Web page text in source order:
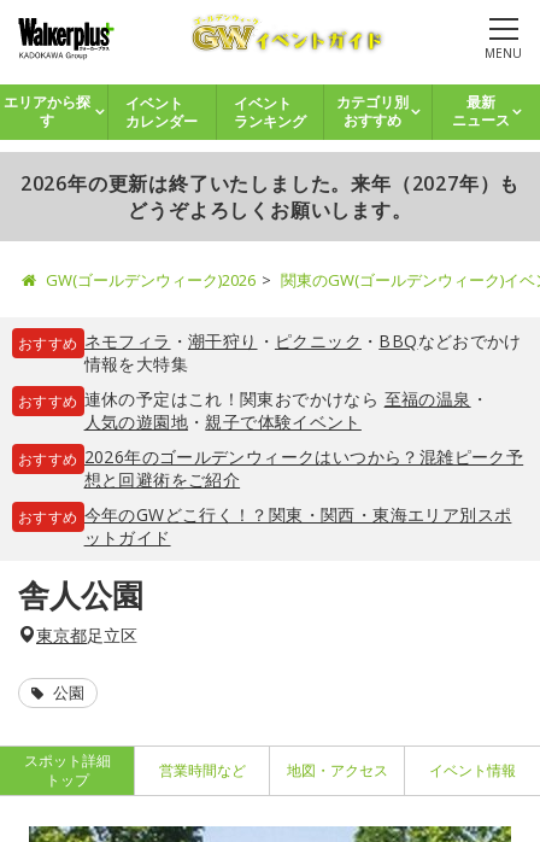
MENU
エリアから探
す
イベント
カレンダー
イベント
ランキング
カテゴリ別
おすすめ
最新
ニュース
2026年の更新は終了いたしました。来年（2027年）も
どうぞよろしくお願いします。
GW(ゴールデンウィーク)2026 関東のGW(ゴールデンウィーク)イ
おすすめ ネモフィラ ・ 潮干狩り ・ ピクニック ・ BBQなどおでかけ
情報を大特集
おすすめ 連休の予定はこれ！関東おでかけなら 至福の温泉 ・
人気の遊園地・親子で体験イベント
おすすめ 2026年のゴールデンウィークはいつから？混雑ピーク予
想と回避術をご紹介
おすすめ 今年のGWどこ行く！？関東・関西・東海エリア別スポ
ットガイド
舎人公園
東京都足立区
公園
スポット詳細
トップ
営業時間など 地図・アクセス イベント情報